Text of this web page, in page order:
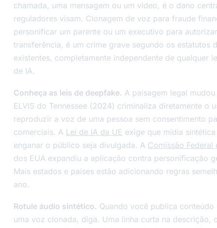
chamada, uma mensagem ou um vídeo, é o dano
reguladores visam. Clonagem de voz para fraude
personificar um parente ou um executivo para
transferência, é um crime grave segundo os estatutos
existentes, completamente independente de qualquer
de IA.
Conheça as leis de deepfake. A paisagem legal
ELVIS do Tennessee (2024) criminaliza diretamente o
reproduzir a voz de uma pessoa sem consentimento
comerciais. A Lei de IA da UE exige que mídia
enganar o público seja divulgada. A Comissão
dos EUA expandiu a aplicação contra personificação
Mais estados e países estão adicionando regras
ano.
Rotule áudio sintético. Quando você publica conteúdo
uma voz clonada, diga. Uma linha curta na descrição,